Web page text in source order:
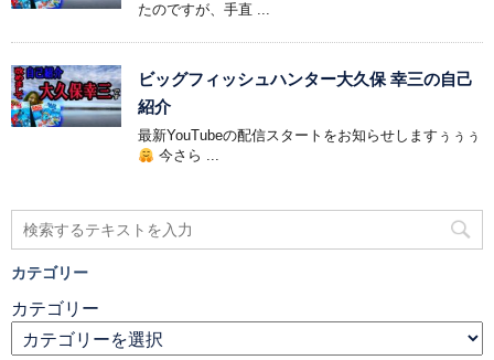
たのですが、手直 ...
ビッグフィッシュハンター大久保 幸三の自己
紹介
最新YouTubeの配信スタートをお知らせしますぅぅぅ
今さら ...
カテゴリー
カテゴリー